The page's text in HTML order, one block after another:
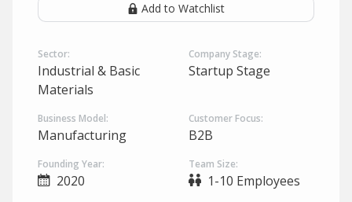
Add to Watchlist
Sector:
Industrial & Basic
Materials
Company Stage:
Startup Stage
Business Model:
Manufacturing
Customer Focus:
B2B
Founding Year:
2020
Team Size:
1-10 Employees